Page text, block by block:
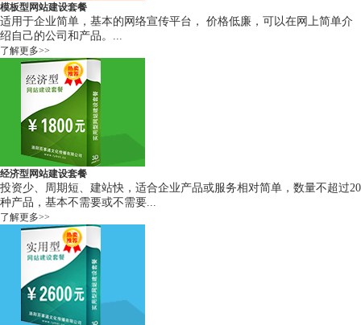
模板型网站建设套餐
适用于企业简单，基本的网络宣传平台， 价格低廉，可以在网上简单介
绍自己的公司和产品。...
了解更多>>
经济型网站建设套餐
投资少、周期短、建站快，适合企业产品或服务相对简单，数量不超过20
种产品，基本不需要或不需要...
了解更多>>